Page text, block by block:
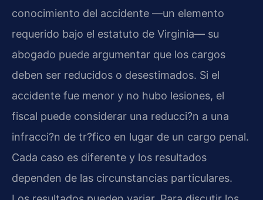
conocimiento del accidente —un elemento
requerido bajo el estatuto de Virginia— su
abogado puede argumentar que los cargos
deben ser reducidos o desestimados. Si el
accidente fue menor y no hubo lesiones, el
fiscal puede considerar una reducci?n a una
infracci?n de tr?fico en lugar de un cargo penal.
Cada caso es diferente y los resultados
dependen de las circunstancias particulares.